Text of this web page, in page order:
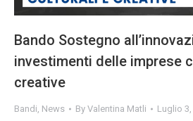
Bando Sostegno
investimenti delle imprese
creative
Bandi, News By Valentina Matli Luglio 3,